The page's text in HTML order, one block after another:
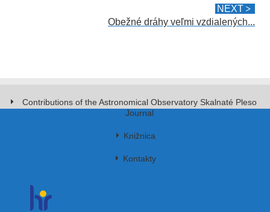
NEXT
Obežné dráhy veľmi vzdialených...
Contributions of the Astronomical Observatory Skalnaté Pleso
Journal
Knižnica
Kontakty